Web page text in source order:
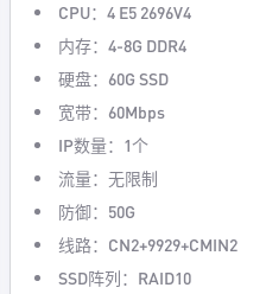
CPU：4 E5 2696V4
内存：4-8G DDR4
硬盘：60G SSD
宽带：60Mbps
IP数量：1个
流量：无限制
防御：50G
线路：CN2+9929+CMIN2
SSD阵列：RAID10